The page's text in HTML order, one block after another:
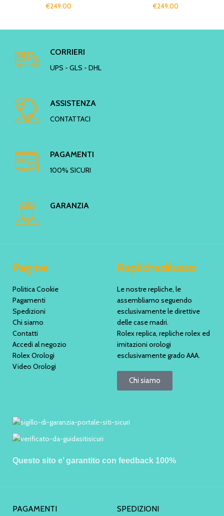
€249.00
€249.00
CORRIERI
UPS - GLS - DHL
ASSISTENZA
CONTATTACI
PAGAMENTI
100% SICURI
GARANZIA
Pagine
Politica Cookie
Pagamenti
Spedizioni
Chi siamo
Contatti
Accedi al negozio
Rolex Orologi
Video Orologi
Replichedilusso
Le nostre repliche, le
assembliamo seguendo
esclusivamente le direttive
delle case madri.
Rolex replica, repliche rolex ed
imitazioni orologi
esclusivamente grado AAA.
Chi siamo
Questo sito e’ garantito con feedback 100%
PAGAMENTI SPEDIZIONI